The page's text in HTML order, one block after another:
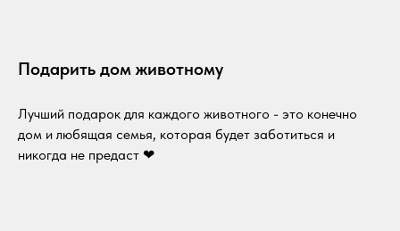
Подарить дом животному
Лучший подарок для каждого животного - это конечно
дом и любящая семья, которая будет заботиться и
никогда не предаст ❤